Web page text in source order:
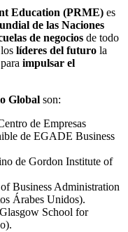
Education (PRME) es
de las Naciones
de negocios de todo
líderes del futuro la
impulsar el
Global son:
de Empresas
de EGADE Business
de Gordon Institute of
Business Administration
Árabes Unidos).
School for